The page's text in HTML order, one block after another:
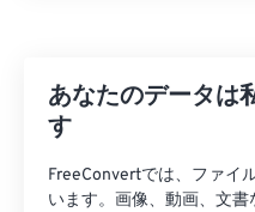
あなたのデータは
す
FreeConvertでは、ファイ
います。画像、動画、文